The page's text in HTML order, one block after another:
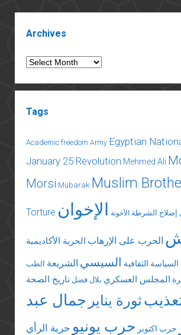
فهمي
ثمة
مصر
الآن!
Archives
Archives
Tags
Academic freedom Army Egyptian
January 25 Revolution Mehmed Ali
Morsi Mubarak Muslim
Torture إصلاح الشرطة الأخونة الإخوان
الحرب على الإرهاب الحرية الأكاديمية
السياسة الثقافية السيسي الشريعة الطب
المجلس العسكري بلال فضل تاريخ الصحة
ثورة يناير جمال عبد
حرب اكتوبر حرب يونيو حرية الرأي